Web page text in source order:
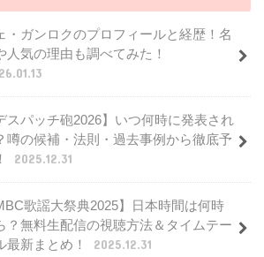
・ガンロクのプロフィールと経歴！名
人気の理由も調べてみた！
スパッチ砲2026】いつ何時に発表され
噂の候補・法則・過去事例から徹底予
2025.12.31
歌謡大祭典2025】日本時間は何時
？無料生配信の視聴方法＆タイムテー
最新まとめ！
2025.12.31